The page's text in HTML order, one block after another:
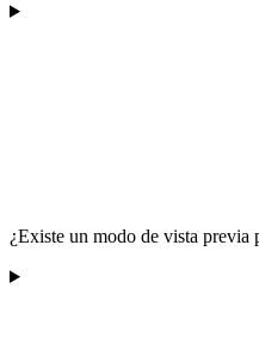
¿Existe un modo de vista previa